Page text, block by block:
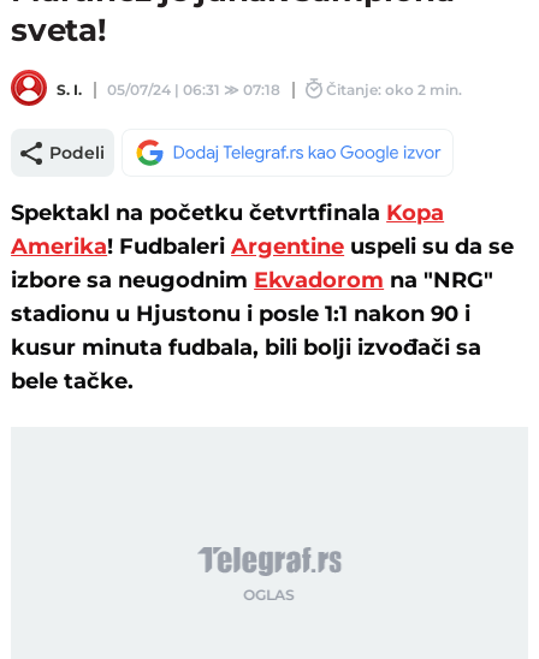
sveta!
S. I. 05/07/24 | 06:31 ≫07:18 Čitanje: oko 2 min.
Podeli
Spektakl na početku četvrtfinala Kopa
Amerika! FudbaleriArgentine uspeli su da se
izbore sa neugodnim Ekvadorom na "NRG"
stadionu u Hjustonu i posle 1:1 nakon 90 i
kusur minuta fudbala, bili bolji izvođači sa
bele tačke.